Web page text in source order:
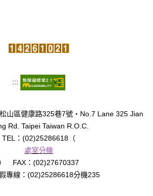
:::
山區健康路325巷7號‧No.7 Lane 325 Jian
Rd. Taipei Taiwan R.O.C.
TEL：(02)25286618（
處室分機
FAX：(02)27670337
專線：(02)25286618分機235